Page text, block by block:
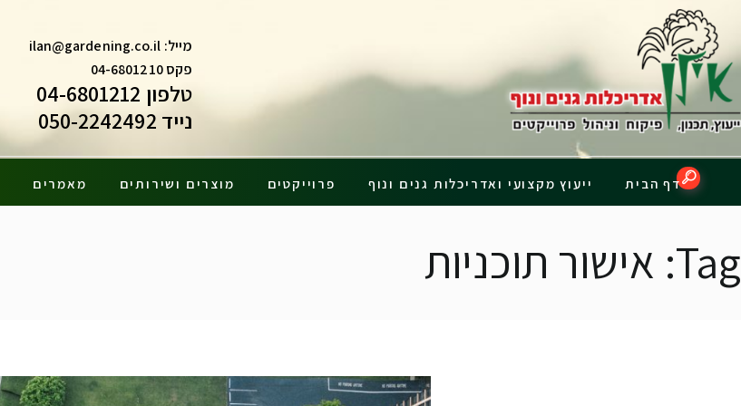
מייל: ilan@gardening.co.il
פקס 04-6801210
טלפון 04-6801212
נייד 050-2242492
דף הבית ייעוץ מקצועי ואדריכלות גנים ונוף פרוייקטים מוצרים ושירותים מאמרים
Tag: אישור תוכניות